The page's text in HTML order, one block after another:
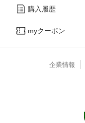
購入履歴
myクーポン
企業情報